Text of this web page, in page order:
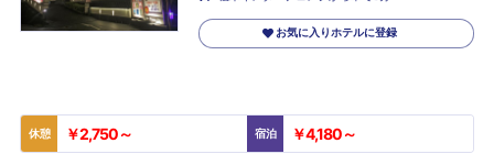
お気に入りホテルに登録
休憩 ￥2,750～ 宿泊 ￥4,180～